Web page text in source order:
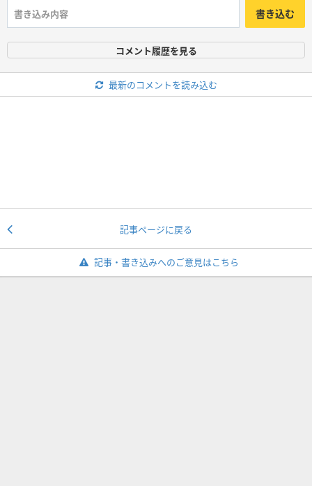
書き込む
コメント履歴を見る
最新のコメントを読み込む
記事ページに戻る
記事・書き込みへのご意見はこちら